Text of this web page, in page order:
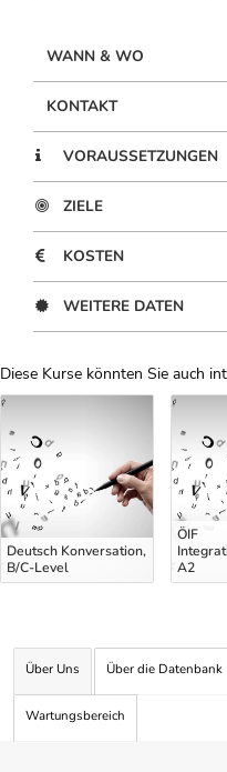
WANN & WO
KONTAKT
VORAUSSETZUNGEN
ZIELE
KOSTEN
WEITERE DATEN
Diese Kurse könnten Sie auch
Uber Weiterbildungsvorschläge
Deutsch Konversation,
B/C-Level
ÖIF
A2
Über Uns Über die Datenbank
Wartungsbereich